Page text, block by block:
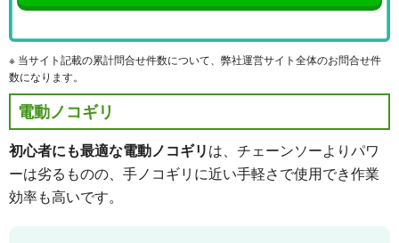
※ 当サイト記載の累計問合せ件数について、弊社運営サイト全体のお問合せ件
数になります。
電動ノコギリ
初心者にも最適な電動ノコギリは、チェーンソーよりパワ
ーは劣るものの、手ノコギリに近い手軽さで使用でき作業
効率も高いです。